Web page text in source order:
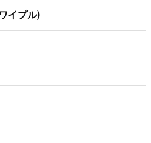
イプル)